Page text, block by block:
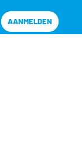
AANMELDEN